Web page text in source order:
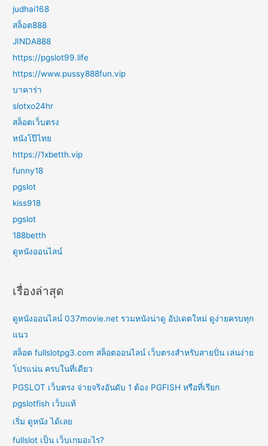
judhai168
สล็อต888
JINDA888
https://pgslot99.life
https://www.pussy888fun.vip
บาคาร่า
slotxo24hr
สล็อตเว็บตรง
หนังโป๊ไทย
https://1xbetth.vip
funny18
pgslot
kiss918
pgslot
188betth
ดูหนังออนไลน์
เรื่องล่าสุด
ดูหนังออนไลน์ 037movie.net รวมหนังน่าดู อัปเดตใหม่ ดูง่ายครบทุก
แนว
สล็อต fullslotpg3.com สล็อตออนไลน์ เว็บตรงสำหรับสายปั่น เล่นง่าย
โปรแน่น ครบในที่เดียว
PGSLOT เว็บตรง จ่ายจริงอันดับ 1 ต้อง PGFISH หรือที่เรียก
pgslotfish เว็บแท้
เริ่ม ดูหนัง ได้เลย
fullslot เป็น เว็บเกมอะไร?